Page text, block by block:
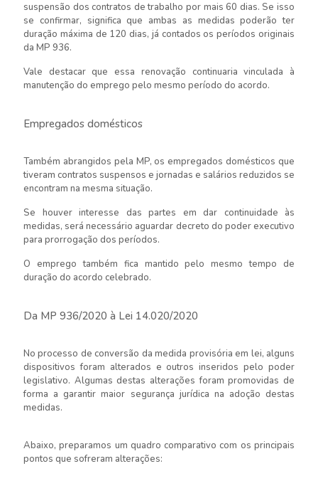
suspensão dos contratos de trabalho por mais 60 dias. Se isso
se confirmar, significa que ambas as medidas poderão ter
duração máxima de 120 dias, já contados os períodos originais
da MP 936.
Vale destacar que essa renovação continuaria vinculada à
manutenção do emprego pelo mesmo período do acordo.
Empregados domésticos
Também abrangidos pela MP, os empregados domésticos que
tiveram contratos suspensos e jornadas e salários reduzidos se
encontram na mesma situação.
Se houver interesse das partes em dar continuidade às
medidas, será necessário aguardar decreto do poder executivo
para prorrogação dos períodos.
O emprego também fica mantido pelo mesmo tempo de
duração do acordo celebrado.
Da MP 936/2020 à Lei 14.020/2020
No processo de conversão da medida provisória em lei, alguns
dispositivos foram alterados e outros inseridos pelo poder
legislativo. Algumas destas alterações foram promovidas de
forma a garantir maior segurança jurídica na adoção destas
medidas.
Abaixo, preparamos um quadro comparativo com os principais
pontos que sofreram alterações: